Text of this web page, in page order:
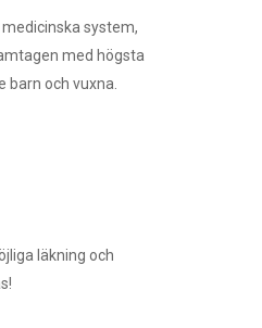
system,
med högsta
och vuxna.
läkning och